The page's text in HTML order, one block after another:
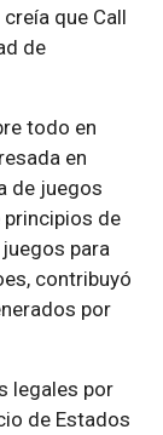
que Call
de
todo en
en
de juegos
principios de
para
contribuyó
por
legales por
de Estados